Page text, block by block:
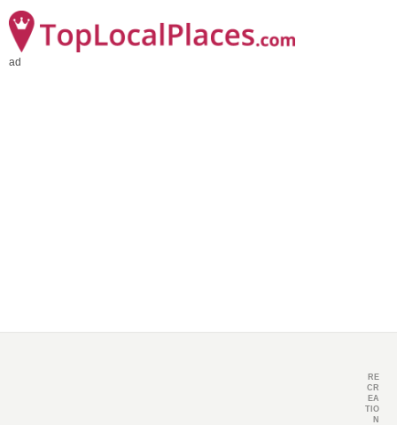
ad
RE
CR
EA
TIO
N